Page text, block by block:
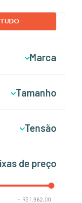
Marca
Tamanho
Tensão
de preço
– R$ 1.962,00